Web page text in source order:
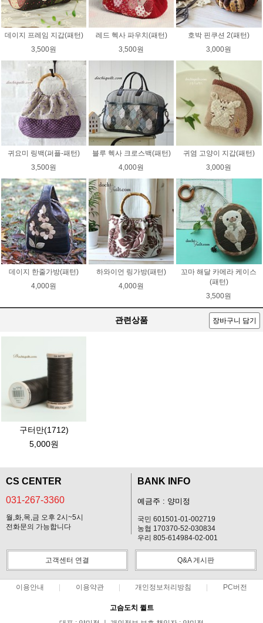
데이지 프레임 지갑(패턴)
3,500원
레드 헥사 파우치(패턴)
3,500원
호박 핀쿠션 2(패턴)
3,000원
귀요미 링백(퍼플-패턴)
3,500원
블루 헥사 크로스백(패턴)
4,000원
귀염 고양이 지갑(패턴)
3,000원
데이지 한줄가방(패턴)
4,000원
하와이언 링가방(패턴)
4,000원
꼬마 해달 카메라 케이스
(패턴)
3,500원
관련상품 장바구니 담기
구터만(1712)
5,000원
CS CENTER
031-267-3360
월,화,목,금 오후 2시~5시
전화문의 가능합니다
BANK INFO
예금주 : 양미정
국민 601501-01-002719
농협 170370-52-030834
우리 805-614984-02-001
고객센터 연결 Q&A 게시판
이용안내 이용약관 개인정보처리방침 PC버전
고슴도치 퀼트